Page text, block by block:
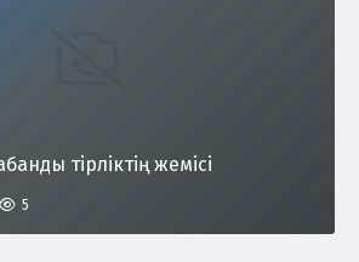
тірліктің жемісі
5